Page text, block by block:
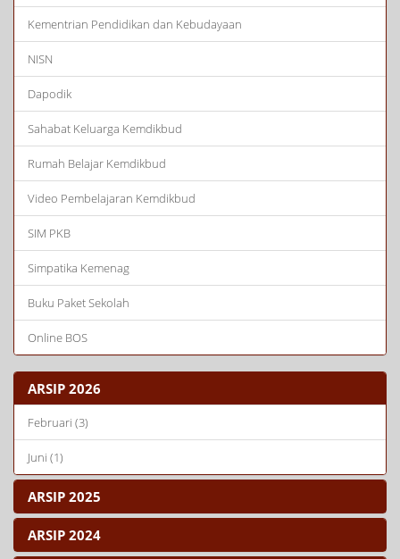
Kementrian Pendidikan dan Kebudayaan
NISN
Dapodik
Sahabat Keluarga Kemdikbud
Rumah Belajar Kemdikbud
Video Pembelajaran Kemdikbud
SIM PKB
Simpatika Kemenag
Buku Paket Sekolah
Online BOS
ARSIP 2026
Februari (3)
Juni (1)
ARSIP 2025
ARSIP 2024